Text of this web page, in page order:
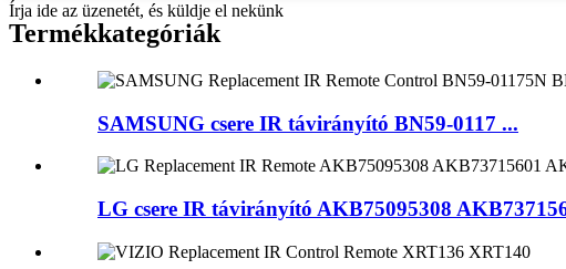
Írja ide az üzenetét, és küldje el nekünk
Termékkategóriák
SAMSUNG csere IR távirányító BN59-0117 ...
LG csere IR távirányító AKB75095308